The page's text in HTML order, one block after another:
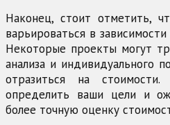
Наконец, стоит отметить,
варьироваться в
Некоторые проекты могут
анализа и индивидуального
отразиться на
определить ваши цели и
более точную оценку